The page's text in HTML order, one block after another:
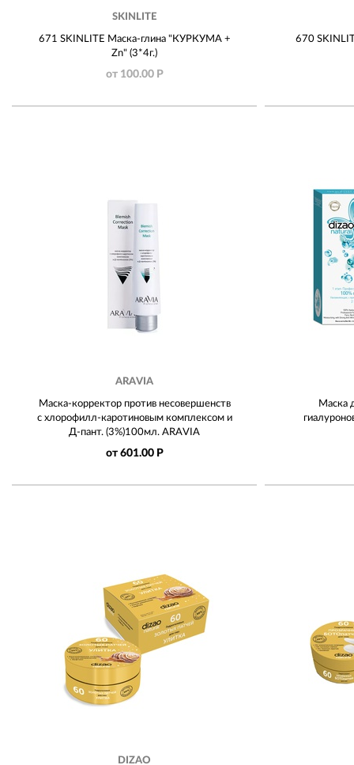
SKINLITE
671 SKINLITE Маска-глина "КУРКУМА +
Zn" (3*4г.)
от 100.00 Р
670
ARAVIA
Маска-корректор против несовершенств
с хлорофилл-каротиновым комплексом и
Д-пант. (3%)100мл. ARAVIA
от 601.00 Р
Маска
DIZAO